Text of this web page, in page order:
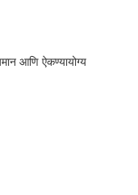
आणि ऐकण्यायोग्य